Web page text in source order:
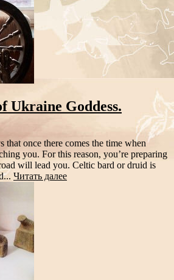
Ukraine Goddess.
that once there comes the time when
you. For this reason, you’re preparing
will lead you. Celtic bard or druid is
Читать далее